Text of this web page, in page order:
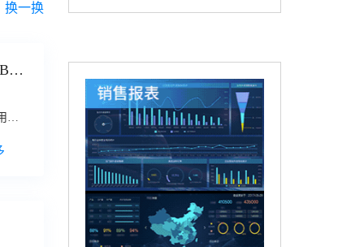
换一换
期